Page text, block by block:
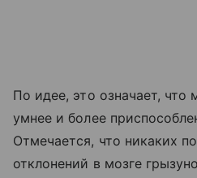
По идее, это означает, что
умнее и более
Отмечается, что никаких
отклонений в мозге